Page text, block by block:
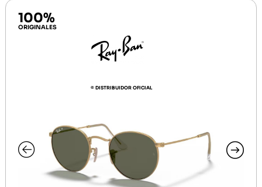
100%
ORIGINALES
© DISTRIBUIDOR OFICIAL